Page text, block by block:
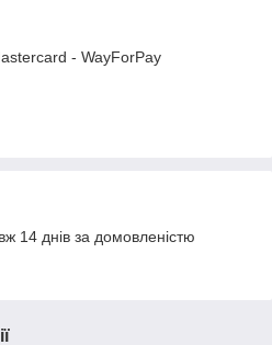
- WayForPay
14 днів за домовленістю